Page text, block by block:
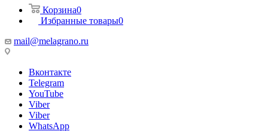
Корзина0
Избранные товары0
mail@melagrano.ru
Вконтакте
Telegram
YouTube
Viber
Viber
WhatsApp